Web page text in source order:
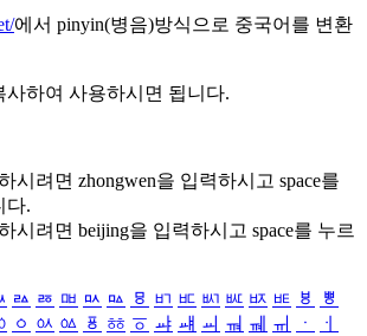
에서 pinyin(병음)방식으로 중국어를 변환
사하여 사용하시면 됩니다.
시려면 zhongwen을 입력하시고 space를
다.
시려면 beijing을 입력하시고 space를 누르
ㅬ ㅭ ㅮ ㅯ ㅰ ㅱ ㅲ ㅳ ㅴ ㅵ ㅶ ㅷ ㅸ
ㅹ
ㆁ ㆂ ㆃ ㆄ ㆅ ㆆ ㆇ ㆈ ㆉ ㆊ ㆋ ㆌ ㆍ
ㆎ